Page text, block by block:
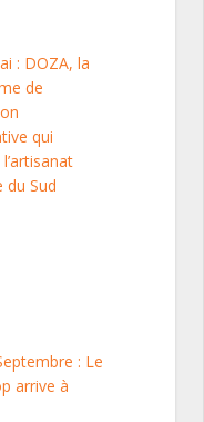
: DOZA, la
de
qui
du Sud
: Le
arrive à